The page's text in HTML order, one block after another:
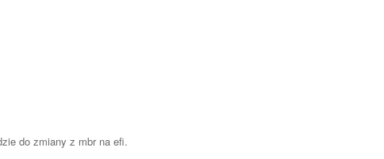
do zmiany z mbr na efi.